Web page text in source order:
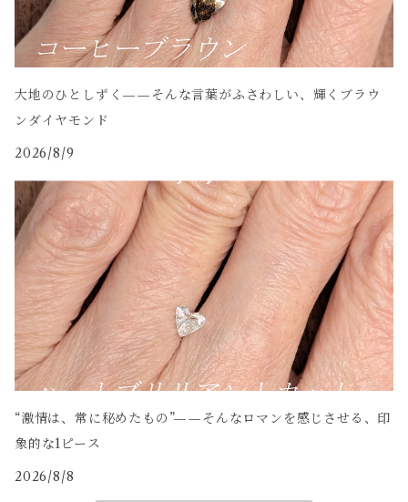
大地のひとしずく——そんな言葉がふさわしい、輝くブラウ
ンダイヤモンド
2026/8/9
“激情は、常に秘めたもの”——そんなロマンを感じさせる、印
象的な1ピース
2026/8/8